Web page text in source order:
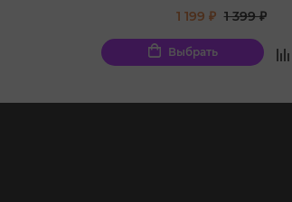
1 199 ₽ 1 399 ₽
Выбрать